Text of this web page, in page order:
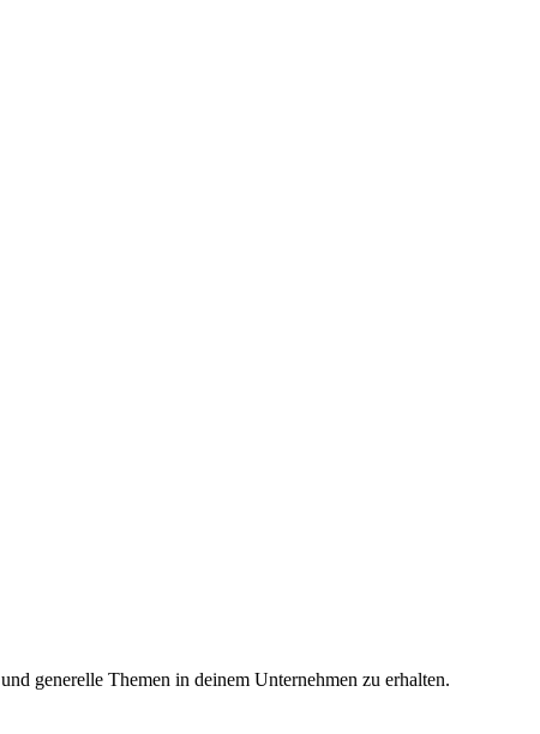
und generelle Themen in deinem Unternehmen zu erhalten.